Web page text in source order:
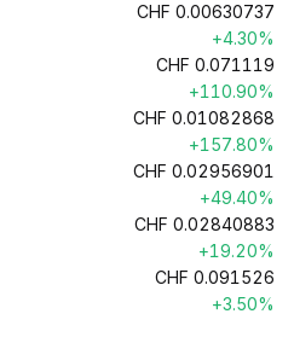
CHF 0.00630737
+4.30%
CHF 0.071119
+110.90%
CHF 0.01082868
+157.80%
CHF 0.02956901
+49.40%
CHF 0.02840883
+19.20%
CHF 0.091526
+3.50%